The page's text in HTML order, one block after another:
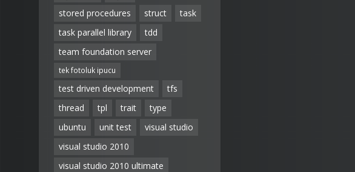
stored procedures
struct
task
task parallel library
tdd
team foundation server
tek fotoluk ipucu
test driven development
tfs
thread
tpl trait
type
ubuntu
unit test
visual studio
visual studio 2010
visual studio 2010 ultimate